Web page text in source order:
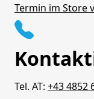
Termin im Store
Tel. AT: +43 4852